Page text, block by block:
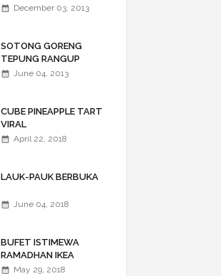
BERSAMA SALJU DAN
December 03, 2013
SOTONG GORENG
TEPUNG RANGUP
June 04, 2013
CUBE PINEAPPLE TART
VIRAL
April 22, 2018
LAUK-PAUK BERBUKA
June 04, 2018
BUFET ISTIMEWA
RAMADHAN IKEA
May 29, 2018